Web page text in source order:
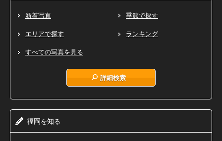
新着写真 季節で探す
エリアで探す ランキング
すべての写真を見る
詳細検索
福岡を知る